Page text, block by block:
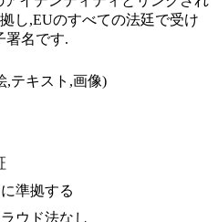
し,EUのすべての法廷で受け
署名です.
,テキスト,画像)
準拠する
ウド法なし